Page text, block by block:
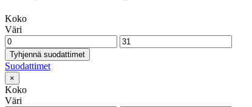
Koko
Väri
Tyhjennä suodattimet
Suodattimet
×
Koko
Väri